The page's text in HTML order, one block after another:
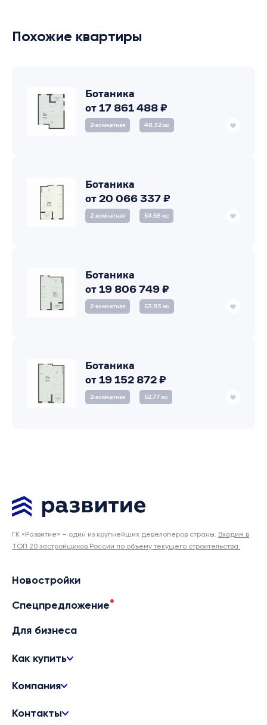
Похожие квартиры
Ботаника
от 17 861 488 ₽
2‑комнатная 48.32 м2
Ботаника
от 20 066 337 ₽
2‑комнатная 54.58 м2
Ботаника
от 19 806 749 ₽
2‑комнатная 53.83 м2
Ботаника
от 19 152 872 ₽
2‑комнатная 52.77 м2
ГК «Развитие» – один из крупнейших девелоперов страны. Входим в
ТОП 20 застройщиков России по объему текущего строительства.
Новостройки
Спецпредложение
Для бизнеса
Как купить
Компания
Контакты